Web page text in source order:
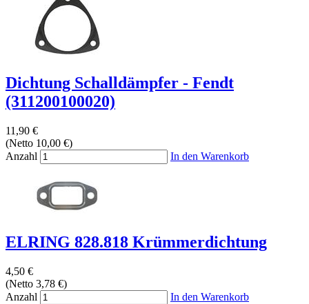
Dichtung Schalldämpfer - Fendt
(311200100020)
11,90 €
(Netto 10,00 €)
Anzahl
In den Warenkorb
ELRING 828.818 Krümmerdichtung
4,50 €
(Netto 3,78 €)
Anzahl
In den Warenkorb